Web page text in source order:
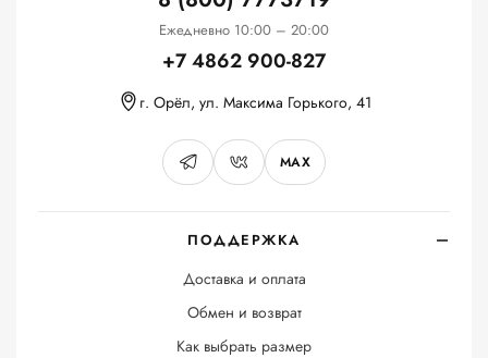
ПОДДЕРЖКА
Доставка и оплата
Обмен и возврат
Как выбрать размер
Ежедневно 10:00 – 20:00
+7 4862 900-827
г. Орёл, ул. Максима Горького, 41
MAX